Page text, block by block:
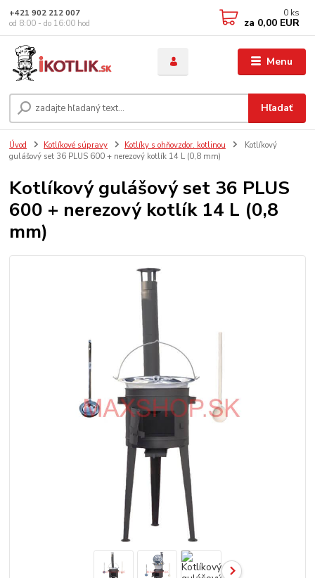
Menu
Hľadať
+421 902 212 007
od 8:00 - do 16:00 hod
0 ks
za 0,00 EUR
Úvod Kotlíkové súpravy Kotlíky s ohňovzdor. kotlinou
Kotlíkový
gulášový set 36 PLUS 600 + nerezový kotlík 14 L (0,8 mm)
Kotlíkový gulášový set 36 PLUS
600 + nerezový kotlík 14 L (0,8
mm)